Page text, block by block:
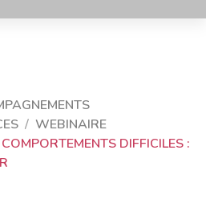
WEBINAIRE
DIFFICILES :